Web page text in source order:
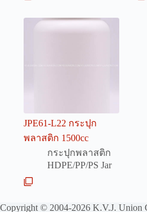
JPE61-L22 กระปุก
พลาสติก 1500cc
กระปุกพลาสติก
HDPE/PP/PS Jar
Copyright © 2004-2026 K.V.J. Union